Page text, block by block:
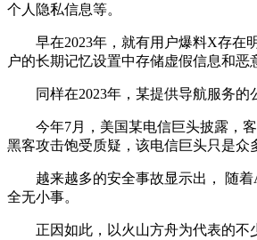
个人隐私信息等。
早在2023年，就有用户爆料X存在明
户的长期记忆设置中存储虚假信息和
同样在2023年，某提供导航服务的公
今年7月，美国某电信巨头披露，客
黑客攻击饱受质疑，该电信巨头只是众
越来越多的安全事故显示出， 随着
全无小事。
正因如此，以火山方舟为代表的不少